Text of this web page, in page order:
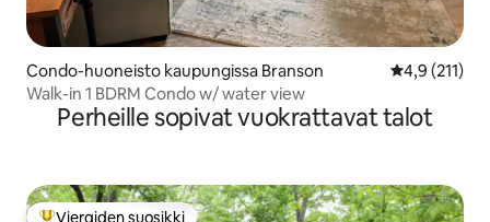
Condo-huoneisto kaupungissa Branson
4,9 (211)
Walk-in 1 BDRM Condo w/ water view
Perheille sopivat vuokrattavat talot
Vieraiden suosikki